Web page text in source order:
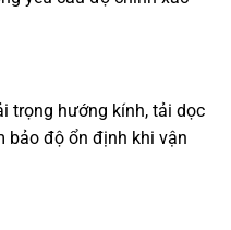
trọng hướng kính, tải dọc
bảo độ ổn định khi vận